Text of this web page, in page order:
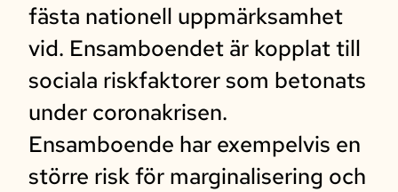
fästa nationell uppmärksamhet
vid. Ensamboendet är kopplat till
sociala riskfaktorer som betonats
under coronakrisen.
Ensamboende har exempelvis en
större risk för marginalisering och